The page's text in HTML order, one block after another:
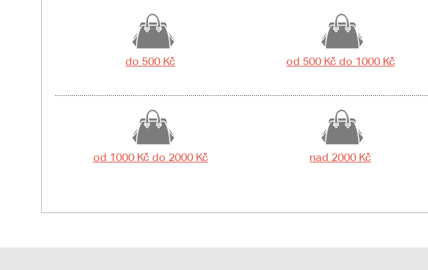
do 500 Kč od 500 Kč do 1000 Kč
od 1000 Kč do 2000 Kč nad 2000 Kč